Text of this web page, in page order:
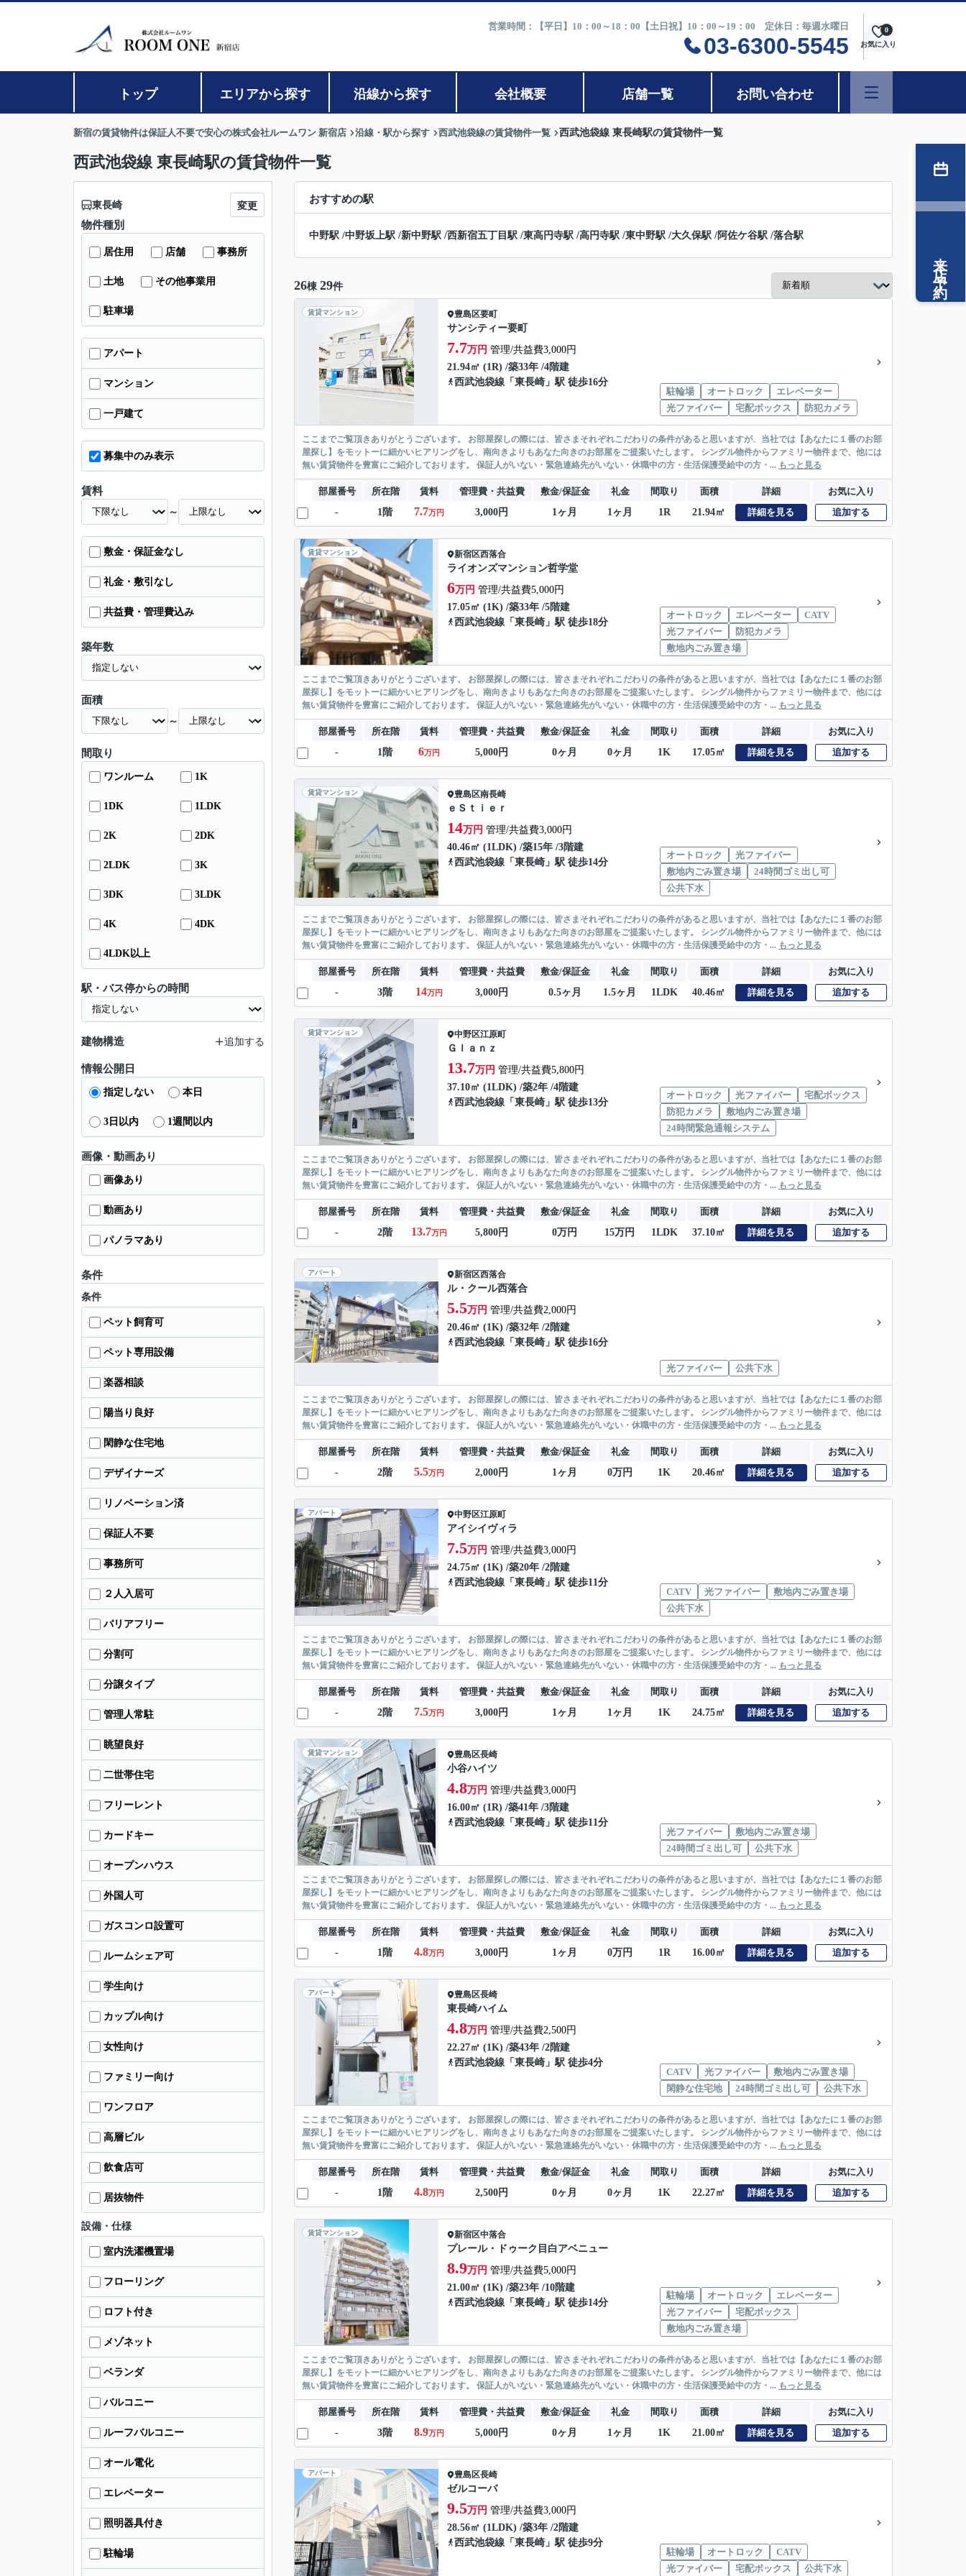
営業時間：【平日】10：00～18：00【土日祝】10：00～19：00 定休日：毎週水曜日
03-6300-5545 お気に入り
0
トップ エリアから探す 沿線から探す 会社概要 店舗一覧 お問い合わせ
新宿の賃貸物件は保証人不要で安心の株式会社ルームワン 新宿店 沿線・駅から探す 西武池袋線の賃貸物件一覧 西武池袋線 東長崎駅の賃貸物件一覧
西武池袋線 東長崎駅の賃貸物件一覧
おすすめの駅
中野駅 /中野坂上駅 /新中野駅 /西新宿五丁目駅 /東高円寺駅 /高円寺駅 /東中野駅 /大久保駅 /阿佐ケ谷駅 /落合駅
26棟 29件
賃貸マンション 豊島区要町
サンシティー要町
7.7万円 管理/共益費3,000円
21.94㎡ (1R) /築33年 /4階建
西武池袋線 「 東長崎 」駅 徒歩16分
駐輪場
オートロック
エレベーター
光ファイバー
宅配ボックス 防犯カメラ
ここまでご覧頂きありがとうございます。 お部屋探しの際には、皆さまそれぞれこだわりの条件があると思いますが、当社では【あなたに１番のお部
屋探し】をモットーに細かいヒアリングをし、南向きよりもあなた向きのお部屋をご提案いたします。 シングル物件からファミリー物件まで、他には
無い賃貸物件を豊富にご紹介しております。 保証人がいない・緊急連絡先がいない・休職中の方・生活保護受給中の方・... もっと見る
部屋番号 所在階 賃料 管理費・共益費 敷金/保証金 礼金 間取り 面積 詳細
お気に入り
-
1階 7.7万円 3,000円 1ヶ月 1ヶ月 1R 21.94㎡ 詳細を見る 追加する
賃貸マンション 新宿区西落合
ライオンズマンション哲学堂
6万円 管理/共益費5,000円
17.05㎡ (1K) /築33年 /5階建
西武池袋線 「 東長崎 」駅 徒歩18分
オートロック エレベーター
CATV
光ファイバー
防犯カメラ
敷地内ごみ置き場
ここまでご覧頂きありがとうございます。 お部屋探しの際には、皆さまそれぞれこだわりの条件があると思いますが、当社では【あなたに１番のお部
屋探し】をモットーに細かいヒアリングをし、南向きよりもあなた向きのお部屋をご提案いたします。 シングル物件からファミリー物件まで、他には
無い賃貸物件を豊富にご紹介しております。 保証人がいない・緊急連絡先がいない・休職中の方・生活保護受給中の方・... もっと見る
部屋番号 所在階 賃料 管理費・共益費 敷金/保証金 礼金 間取り 面積 詳細
お気に入り
-
1階 6万円 5,000円 0ヶ月 0ヶ月 1K 17.05㎡ 詳細を見る 追加する
賃貸マンション 豊島区南長崎
ｅＳｔｉｅｒ
14万円 管理/共益費3,000円
40.46㎡ (1LDK) /築15年 /3階建
西武池袋線 「 東長崎 」駅 徒歩14分
オートロック
光ファイバー
敷地内ごみ置き場
24時間ゴミ出し可
公共下水
ここまでご覧頂きありがとうございます。 お部屋探しの際には、皆さまそれぞれこだわりの条件があると思いますが、当社では【あなたに１番のお部
屋探し】をモットーに細かいヒアリングをし、南向きよりもあなた向きのお部屋をご提案いたします。 シングル物件からファミリー物件まで、他には
無い賃貸物件を豊富にご紹介しております。 保証人がいない・緊急連絡先がいない・休職中の方・生活保護受給中の方・... もっと見る
部屋番号 所在階 賃料 管理費・共益費 敷金/保証金 礼金 間取り 面積 詳細
お気に入り
-
3階 14万円 3,000円 0.5ヶ月 1.5ヶ月 1LDK 40.46㎡ 詳細を見る 追加する
賃貸マンション 中野区江原町
Ｇｌａｎｚ
13.7万円 管理/共益費5,800円
37.10㎡ (1LDK) /築2年 /4階建
西武池袋線 「 東長崎 」駅 徒歩13分
オートロック 光ファイバー
宅配ボックス
防犯カメラ
敷地内ごみ置き場
24時間緊急通報システム
ここまでご覧頂きありがとうございます。 お部屋探しの際には、皆さまそれぞれこだわりの条件があると思いますが、当社では【あなたに１番のお部
屋探し】をモットーに細かいヒアリングをし、南向きよりもあなた向きのお部屋をご提案いたします。 シングル物件からファミリー物件まで、他には
無い賃貸物件を豊富にご紹介しております。 保証人がいない・緊急連絡先がいない・休職中の方・生活保護受給中の方・... もっと見る
部屋番号 所在階 賃料 管理費・共益費 敷金/保証金 礼金 間取り 面積 詳細
お気に入り
-
2階 13.7万円 5,800円 0万円 15万円 1LDK 37.10㎡ 詳細を見る 追加する
アパート 新宿区西落合
ル・クール西落合
5.5万円 管理/共益費2,000円
20.46㎡ (1K) /築32年 /2階建
西武池袋線 「 東長崎 」駅 徒歩16分
光ファイバー 公共下水
ここまでご覧頂きありがとうございます。 お部屋探しの際には、皆さまそれぞれこだわりの条件があると思いますが、当社では【あなたに１番のお部
屋探し】をモットーに細かいヒアリングをし、南向きよりもあなた向きのお部屋をご提案いたします。 シングル物件からファミリー物件まで、他には
無い賃貸物件を豊富にご紹介しております。 保証人がいない・緊急連絡先がいない・休職中の方・生活保護受給中の方・... もっと見る
部屋番号 所在階 賃料 管理費・共益費 敷金/保証金 礼金 間取り 面積 詳細
お気に入り
-
2階 5.5万円 2,000円 1ヶ月 0万円 1K 20.46㎡ 詳細を見る 追加する
アパート 中野区江原町
アイシイヴィラ
7.5万円 管理/共益費3,000円
24.75㎡ (1K) /築20年 /2階建
西武池袋線 「 東長崎 」駅 徒歩11分
CATV
光ファイバー
敷地内ごみ置き場
公共下水
ここまでご覧頂きありがとうございます。 お部屋探しの際には、皆さまそれぞれこだわりの条件があると思いますが、当社では【あなたに１番のお部
屋探し】をモットーに細かいヒアリングをし、南向きよりもあなた向きのお部屋をご提案いたします。 シングル物件からファミリー物件まで、他には
無い賃貸物件を豊富にご紹介しております。 保証人がいない・緊急連絡先がいない・休職中の方・生活保護受給中の方・... もっと見る
部屋番号 所在階 賃料 管理費・共益費 敷金/保証金 礼金 間取り 面積 詳細
お気に入り
-
2階 7.5万円 3,000円 1ヶ月 1ヶ月 1K 24.75㎡ 詳細を見る 追加する
賃貸マンション 豊島区長崎
小谷ハイツ
4.8万円 管理/共益費3,000円
16.00㎡ (1R) /築41年 /3階建
西武池袋線 「 東長崎 」駅 徒歩11分
光ファイバー
敷地内ごみ置き場
24時間ゴミ出し可
公共下水
ここまでご覧頂きありがとうございます。 お部屋探しの際には、皆さまそれぞれこだわりの条件があると思いますが、当社では【あなたに１番のお部
屋探し】をモットーに細かいヒアリングをし、南向きよりもあなた向きのお部屋をご提案いたします。 シングル物件からファミリー物件まで、他には
無い賃貸物件を豊富にご紹介しております。 保証人がいない・緊急連絡先がいない・休職中の方・生活保護受給中の方・... もっと見る
部屋番号 所在階 賃料 管理費・共益費 敷金/保証金 礼金 間取り 面積 詳細
お気に入り
-
1階 4.8万円 3,000円 1ヶ月 0万円 1R 16.00㎡ 詳細を見る 追加する
アパート 豊島区長崎
東長崎ハイム
4.8万円 管理/共益費2,500円
22.27㎡ (1K) /築43年 /2階建
西武池袋線 「 東長崎 」駅 徒歩4分
CATV
光ファイバー
敷地内ごみ置き場
閑静な住宅地
24時間ゴミ出し可 公共下水
ここまでご覧頂きありがとうございます。 お部屋探しの際には、皆さまそれぞれこだわりの条件があると思いますが、当社では【あなたに１番のお部
屋探し】をモットーに細かいヒアリングをし、南向きよりもあなた向きのお部屋をご提案いたします。 シングル物件からファミリー物件まで、他には
無い賃貸物件を豊富にご紹介しております。 保証人がいない・緊急連絡先がいない・休職中の方・生活保護受給中の方・... もっと見る
部屋番号 所在階 賃料 管理費・共益費 敷金/保証金 礼金 間取り 面積 詳細
お気に入り
-
1階 4.8万円 2,500円 0ヶ月 0ヶ月 1K 22.27㎡ 詳細を見る 追加する
賃貸マンション 新宿区中落合
プレール・ドゥーク目白アベニュー
8.9万円 管理/共益費5,000円
21.00㎡ (1K) /築23年 /10階建
西武池袋線 「 東長崎 」駅 徒歩14分
駐輪場 オートロック
エレベーター
光ファイバー
宅配ボックス
敷地内ごみ置き場
ここまでご覧頂きありがとうございます。 お部屋探しの際には、皆さまそれぞれこだわりの条件があると思いますが、当社では【あなたに１番のお部
屋探し】をモットーに細かいヒアリングをし、南向きよりもあなた向きのお部屋をご提案いたします。 シングル物件からファミリー物件まで、他には
無い賃貸物件を豊富にご紹介しております。 保証人がいない・緊急連絡先がいない・休職中の方・生活保護受給中の方・... もっと見る
部屋番号 所在階 賃料 管理費・共益費 敷金/保証金 礼金 間取り 面積 詳細
お気に入り
-
3階 8.9万円 5,000円 0ヶ月 1ヶ月 1K 21.00㎡ 詳細を見る 追加する
アパート 豊島区長崎
ゼルコーバ
9.5万円 管理/共益費3,000円
28.56㎡ (1LDK) /築3年 /2階建
西武池袋線 「 東長崎 」駅 徒歩9分
駐輪場
オートロック
CATV
光ファイバー
宅配ボックス 公共下水
東長崎 変更
物件種別
居住用 店舗 事務所
土地 その他事業用
駐車場
アパート
マンション
一戸建て
募集中のみ表示
賃料
～
敷金・保証金なし
礼金・敷引なし
共益費・管理費込み
築年数
面積
～
間取り
ワンルーム 1K
1DK 1LDK
2K 2DK
2LDK 3K
3DK 3LDK
4K 4DK
4LDK以上
駅・バス停からの時間
建物構造 追加する
情報公開日
指定しない 本日
3日以内 1週間以内
画像・動画あり
画像あり
動画あり
パノラマあり
条件
条件
ペット飼育可
ペット専用設備
楽器相談
陽当り良好
閑静な住宅地
デザイナーズ
リノベーション済
保証人不要
事務所可
２人入居可
バリアフリー
分割可
分譲タイプ
管理人常駐
眺望良好
二世帯住宅
フリーレント
カードキー
オープンハウス
外国人可
ガスコンロ設置可
ルームシェア可
学生向け
カップル向け
女性向け
ファミリー向け
ワンフロア
高層ビル
飲食店可
居抜物件
設備・仕様
室内洗濯機置場
フローリング
ロフト付き
メゾネット
ベランダ
バルコニー
ルーフバルコニー
オール電化
エレベーター
照明器具付き
駐輪場
来店予約